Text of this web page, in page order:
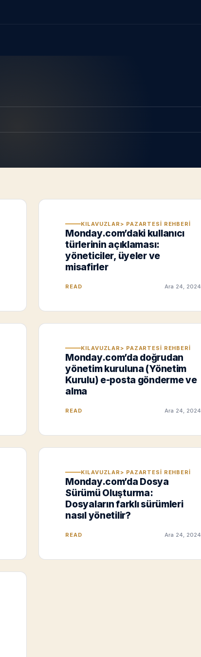
KILAVUZLAR> PAZARTESI REHBERI
Monday.com’daki kullanıcı
türlerinin açıklaması:
yöneticiler, üyeler ve
misafirler
READ Ara 24, 2024
KILAVUZLAR> PAZARTESI REHBERI
Monday.com’da doğrudan
yönetim kuruluna (Yönetim
Kurulu) e-posta gönderme ve
alma
READ Ara 24, 2024
KILAVUZLAR> PAZARTESI REHBERI
Monday.com’da Dosya
Sürümü Oluşturma:
Dosyaların farklı sürümleri
nasıl yönetilir?
READ Ara 24, 2024